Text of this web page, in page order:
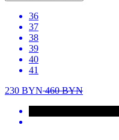
36
37
38
39
40
41
230 BYN460BYN